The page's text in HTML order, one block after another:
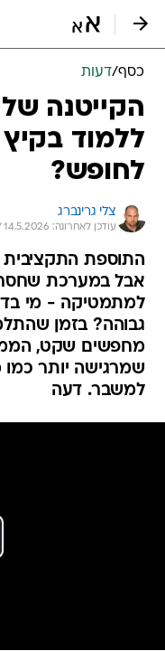
כסף/דעות
הקייטנה
ללמוד
לחופש?
צלי גרינברג
עודכן לאחרונה: 14.5.2026 / 10:32
התוספת התקציבית
אבל במערכת
גבוהה? בזמן
מחפשים שקט,
שמרגישה יותר כמו
למשבר. דעה